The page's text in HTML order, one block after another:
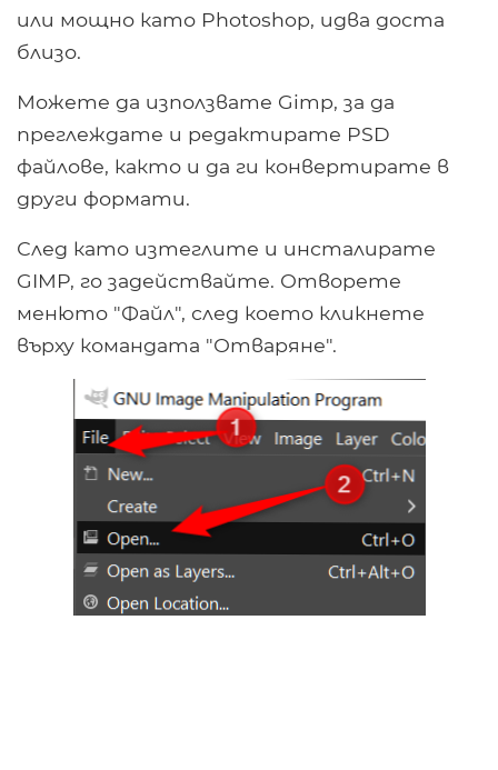
или мощно като Photoshop, идва доста
близо.
Можете да използвате Gimp, за да
преглеждате и редактирате PSD
файлове, както и да ги конвертирате в
други формати.
След като изтеглите и инсталирате
GIMP, го задействайте. Отворете
менюто "Файл", след което кликнете
върху командата "Отваряне".